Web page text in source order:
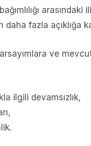
daha fazla açıklığa
ve
ilgili devamsızlık,